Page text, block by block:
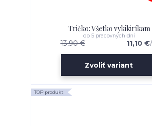
Tričko: Všetko vykikiríkam
13,90 € 11,10 €/
do 5 pracovných dní
Zvoliť variant
TOP produkt